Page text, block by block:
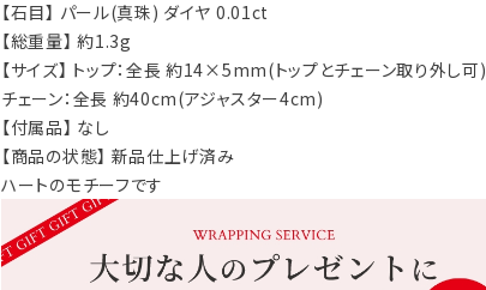
【石目】 パール(真珠) ダイヤ 0.01ct
【総重量】 約1.3g
【サイズ】 トップ：全長 約14×5mm(トップとチェーン取り外し可)
チェーン：全長 約40cm(アジャスター4cm)
【付属品】 なし
【商品の状態】 新品仕上げ済み
ハートのモチーフです